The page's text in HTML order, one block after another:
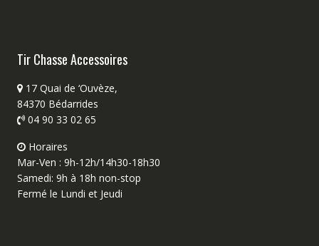
Tir Chasse Accessoires
17 Quai de ‘Ouvèze,
84370 Bédarrides
04 90 33 02 65
Horaires
Mar-Ven : 9h-12h/14h30-18h30
Samedi: 9h à 18h non-stop
Fermé le Lundi et Jeudi